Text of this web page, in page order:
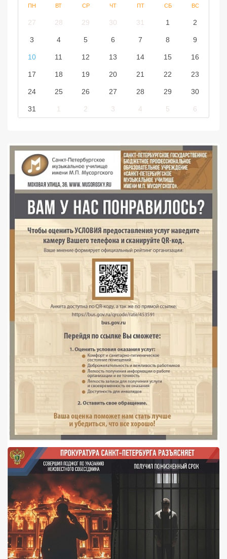
ПН ВТ СР ЧТ ПТ СБ ВС
27 28 29 30 31 1 2
3 4 5 6 7 8 9
10 11 12 13 14 15 16
17 18 19 20 21 22 23
24 25 26 27 28 29 30
31 1 2 3 4 5 6